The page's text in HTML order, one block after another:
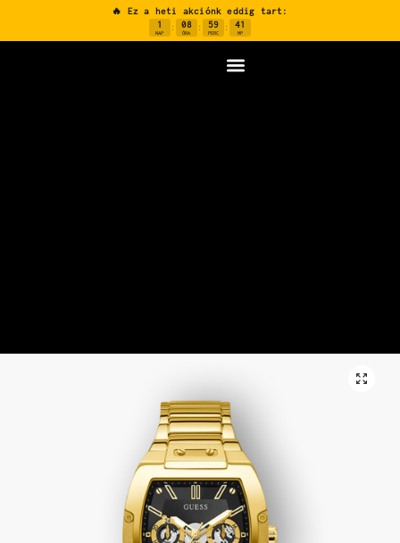
🔥 Ez a heti akciónk eddig tart:
1
NAP
: 08
ÓRA
: 59
PERC
: 40
MP